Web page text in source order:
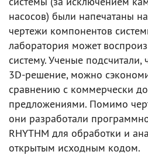
насосов) были напечатаны
чертежи компонентов
лаборатория может
систему. Ученые подсчитали,
3D-решение, можно
сравнению с коммерчески
предложениями. Помимо
они разработали
RHYTHM для обработки и
открытым исходным кодом.